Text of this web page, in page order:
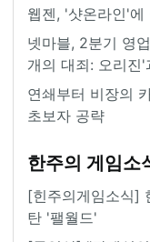
웹젠, '샷온라인'에
넷마블, 2분기 영
개의 대죄: 오리진
연쇄부터 비장의
초보자 공략
한주의 게임소
[힌주의게임소식]
탄 '팰월드'